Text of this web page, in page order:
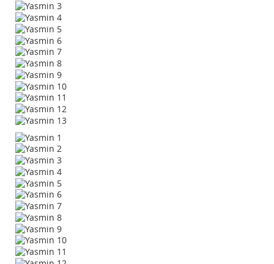
Корпоративное обслуживание
Новости
Контакты